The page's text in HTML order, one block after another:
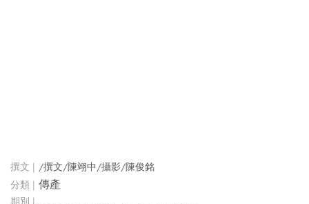
/撰文/陳翊中/攝影/陳俊銘
傳產